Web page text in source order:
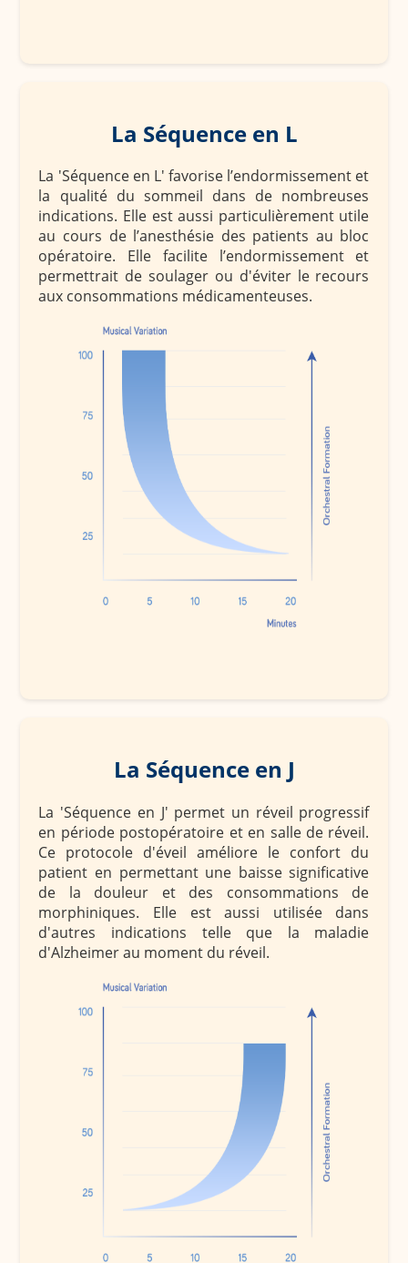
La Séquence en L
La 'Séquence en L' favorise l’endormissement et
la qualité du sommeil dans de nombreuses
indications. Elle est aussi particulièrement utile
au cours de l’anesthésie des patients au bloc
opératoire. Elle facilite l’endormissement et
permettrait de soulager ou d'éviter le recours
aux consommations médicamenteuses.
La Séquence en J
La 'Séquence en J' permet un réveil progressif
en période postopératoire et en salle de réveil.
Ce protocole d'éveil améliore le confort du
patient en permettant une baisse significative
de la douleur et des consommations de
morphiniques. Elle est aussi utilisée dans
d'autres indications telle que la maladie
d'Alzheimer au moment du réveil.